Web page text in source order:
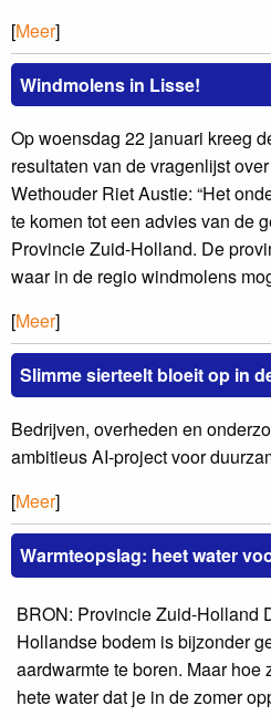
[Meer]
Windmolens in Lisse!
Op woensdag 22 januari kreeg
resultaten van de vragenlijst
Wethouder Riet Austie: “Het
te komen tot een advies van de
Provincie Zuid-Holland. De
waar in de regio windmolens
[Meer]
Slimme sierteelt bloeit op in
Bedrijven, overheden en
ambitieus AI-project voor
[Meer]
Warmteopslag: heet water
BRON: Provincie Zuid-Holland
Hollandse bodem is bijzonder
aardwarmte te boren. Maar hoe
hete water dat je in de zomer